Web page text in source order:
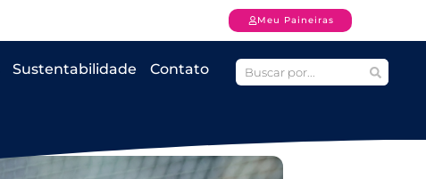
Meu Paineiras
Sustentabilidade Contato